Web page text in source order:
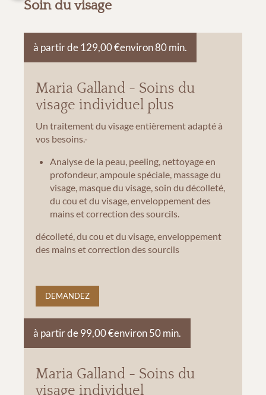
Soin du visage
Maria Galland - Soins du
visage individuel plus
à partir de 129,00 €environ 80 min.
Un traitement du visage entièrement adapté à
vos besoins.-
Analyse de la peau, peeling, nettoyage en
profondeur, ampoule spéciale, massage du
visage, masque du visage, soin du décolleté,
du cou et du visage, enveloppement des
mains et correction des sourcils.
décolleté, du cou et du visage, enveloppement
des mains et correction des sourcils
DEMANDEZ
Maria Galland - Soins du
visage individuel
à partir de 99,00 €environ 50 min.